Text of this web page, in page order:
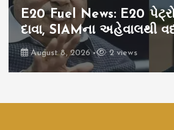
E20 Fuel News: E20
દાવા, SIAMના અહેવાલથી
August 8, 2026 2 views